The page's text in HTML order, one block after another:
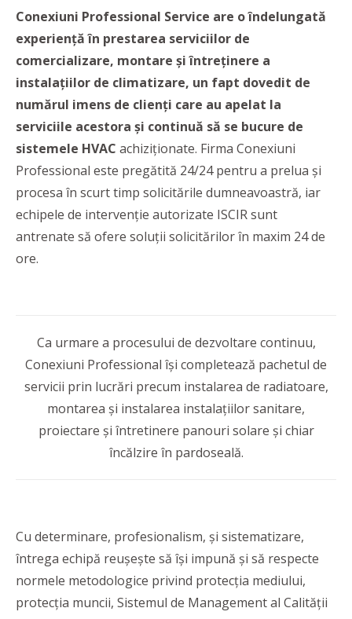
Conexiuni Professional Service are o îndelungată
experiență în prestarea serviciilor de
comercializare, montare și întreținere a
instalațiilor de climatizare, un fapt dovedit de
numărul imens de clienți care au apelat la
serviciile acestora și continuă să se bucure de
sistemele HVAC achiziționate. Firma Conexiuni
Professional este pregătită 24/24 pentru a prelua şi
procesa în scurt timp solicitările dumneavoastră, iar
echipele de intervenție autorizate ISCIR sunt
antrenate să ofere soluții solicitărilor în maxim 24 de
ore.
Ca urmare a procesului de dezvoltare continuu,
Conexiuni Professional își completează pachetul de
servicii prin lucrări precum instalarea de radiatoare,
montarea și instalarea instalațiilor sanitare,
proiectare și întretinere panouri solare și chiar
încălzire în pardoseală.
Cu determinare, profesionalism, și sistematizare,
întrega echipă reușește să își impună și să respecte
normele metodologice privind protecția mediului,
protecția muncii, Sistemul de Management al Calității